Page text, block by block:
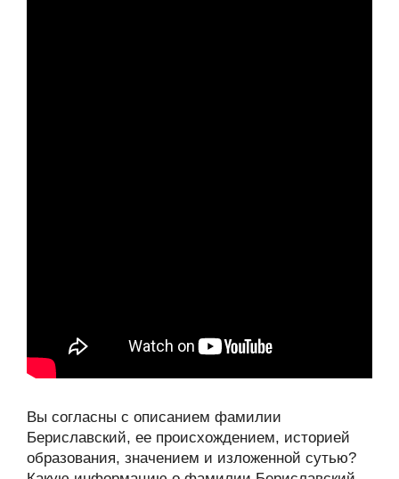
Вы согласны с описанием фамилии
Бериславский, ее происхождением, историей
образования, значением и изложенной сутью?